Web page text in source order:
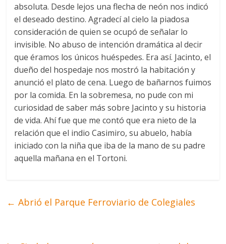
absoluta. Desde lejos una flecha de neón nos indicó
el deseado destino. Agradecí al cielo la piadosa
consideración de quien se ocupó de señalar lo
invisible. No abuso de intención dramática al decir
que éramos los únicos huéspedes. Era así. Jacinto, el
dueño del hospedaje nos mostró la habitación y
anunció el plato de cena. Luego de bañarnos fuimos
por la comida. En la sobremesa, no pude con mi
curiosidad de saber más sobre Jacinto y su historia
de vida. Ahí fue que me contó que era nieto de la
relación que el indio Casimiro, su abuelo, había
iniciado con la niña que iba de la mano de su padre
aquella mañana en el Tortoni.
← Abrió el Parque Ferroviario de Colegiales